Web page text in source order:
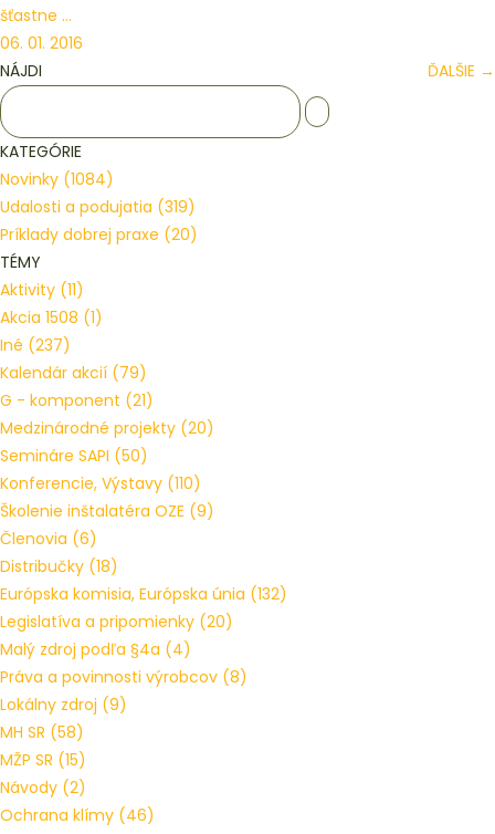
šťastne ...
06. 01. 2016
ĎALŠIE →
NÁJDI
KATEGÓRIE
Novinky (1084)
Udalosti a podujatia (319)
Príklady dobrej praxe (20)
TÉMY
Aktivity (11)
Akcia 1508 (1)
Iné (237)
Kalendár akcií (79)
G - komponent (21)
Medzinárodné projekty (20)
Semináre SAPI (50)
Konferencie, Výstavy (110)
Školenie inštalatéra OZE (9)
Členovia (6)
Distribučky (18)
Európska komisia, Európska únia (132)
Legislatíva a pripomienky (20)
Malý zdroj podľa §4a (4)
Práva a povinnosti výrobcov (8)
Lokálny zdroj (9)
MH SR (58)
MŽP SR (15)
Návody (2)
Ochrana klímy (46)